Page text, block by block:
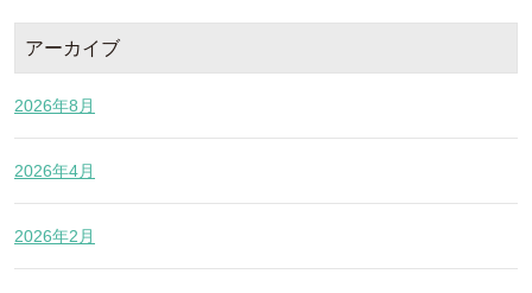
アーカイブ
2026年8月
2026年4月
2026年2月